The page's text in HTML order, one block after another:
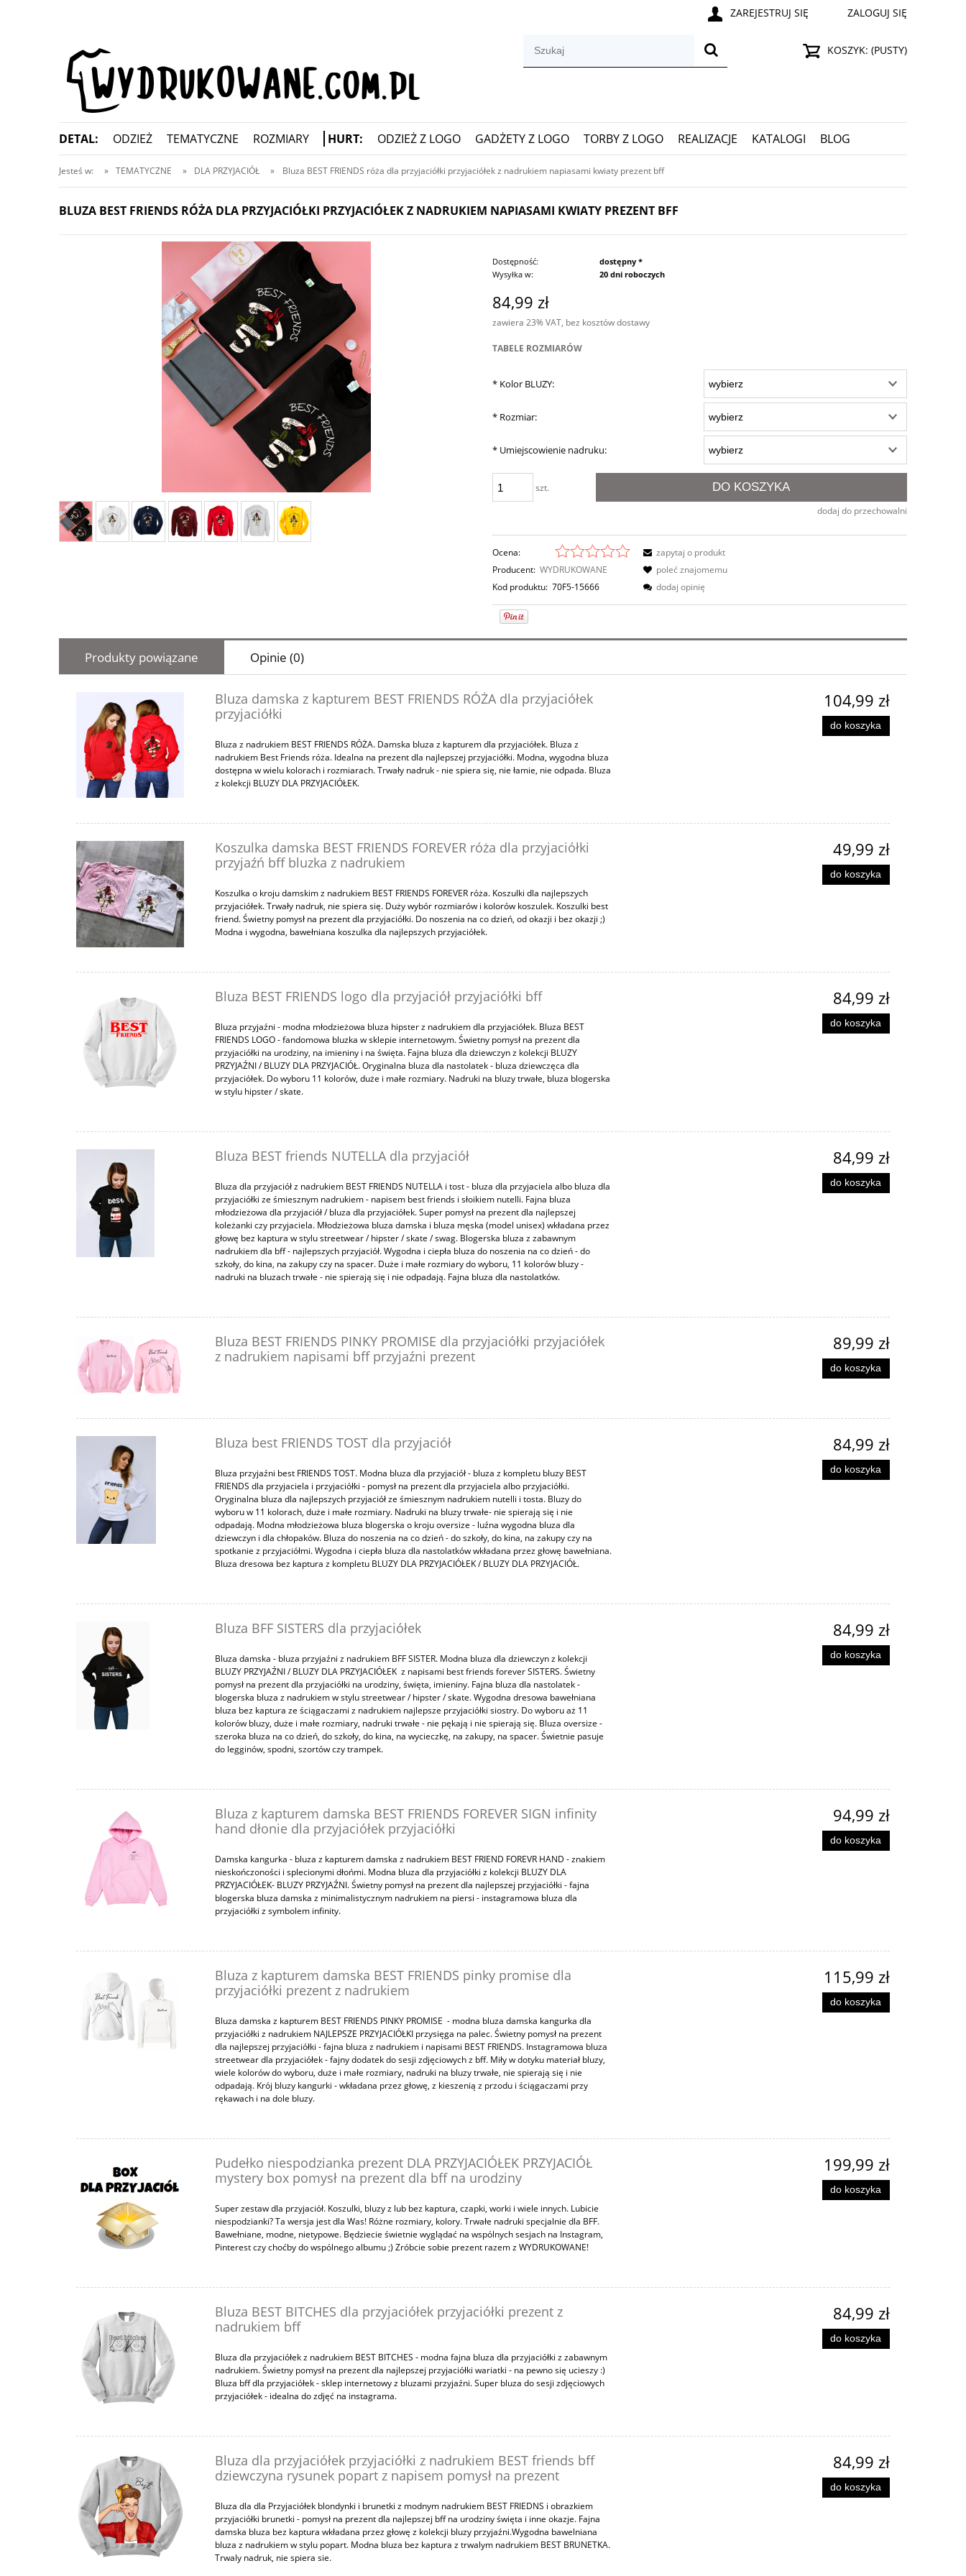
ZAREJESTRUJ SIĘ ZALOGUJ SIĘ
KOSZYK: (PUSTY)
DETAL: ODZIEŻ TEMATYCZNE ROZMIARY HURT: ODZIEŻ Z LOGO GADŻETY Z LOGO TORBY Z LOGO REALIZACJE KATALOGI
BLOG
KONTAKT
Jesteś w: » TEMATYCZNE » DLA PRZYJACIÓŁ » Bluza BEST FRIENDS róża dla przyjaciółki przyjaciółek z nadrukiem napiasami kwiaty prezent bff
BLUZA BEST FRIENDS RÓŻA DLA PRZYJACIÓŁKI PRZYJACIÓŁEK Z NADRUKIEM NAPIASAMI KWIATY PREZENT BFF
Dostępność:
dostępny *
Wysyłka w:
20 dni roboczych
84,99 zł
zawiera 23% VAT, bez kosztów dostawy
TABELE ROZMIARÓW
*Kolor BLUZY:
*Rozmiar:
*Umiejscowienie nadruku:
szt. DO KOSZYKA
dodaj do przechowalni
Ocena:
Producent: WYDRUKOWANE
Kod produktu: 70F5-15666
zapytaj o produkt
poleć znajomemu
dodaj opinię
Produkty powiązane Opinie (0)
Bluza damska z kapturem BEST FRIENDS RÓŻA dla przyjaciółek
przyjaciółki
Bluza z nadrukiem BEST FRIENDS RÓŻA. Damska bluza z kapturem dla przyjaciółek. Bluza z
nadrukiem Best Friends róża. Idealna na prezent dla najlepszej przyjaciółki. Modna, wygodna bluza
dostępna w wielu kolorach i rozmiarach. Trwały nadruk - nie spiera się, nie łamie, nie odpada. Bluza
z kolekcji BLUZY DLA PRZYJACIÓŁEK.
104,99 zł
do koszyka
Koszulka damska BEST FRIENDS FOREVER róża dla przyjaciółki
przyjaźń bff bluzka z nadrukiem
Koszulka o kroju damskim z nadrukiem BEST FRIENDS FOREVER róża. Koszulki dla najlepszych
przyjaciółek. Trwały nadruk, nie spiera się. Duży wybór rozmiarów i kolorów koszulek. Koszulki best
friend. Świetny pomysł na prezent dla przyjaciółki. Do noszenia na co dzień, od okazji i bez okazji ;)
Modna i wygodna, bawełniana koszulka dla najlepszych przyjaciółek.
49,99 zł
do koszyka
Bluza BEST FRIENDS logo dla przyjaciół przyjaciółki bff
Bluza przyjaźni - modna młodzieżowa bluza hipster z nadrukiem dla przyjaciółek. Bluza BEST
FRIENDS LOGO - fandomowa bluzka w sklepie internetowym. Świetny pomysł na prezent dla
przyjaciółki na urodziny, na imieniny i na święta. Fajna bluza dla dziewczyn z kolekcji BLUZY
PRZYJAŹNI / BLUZY DLA PRZYJACIÓŁ. Oryginalna bluza dla nastolatek - bluza dziewczęca dla
przyjaciółek. Do wyboru 11 kolorów, duże i małe rozmiary. Nadruki na bluzy trwałe, bluza blogerska
w stylu hipster / skate.
84,99 zł
do koszyka
Bluza BEST friends NUTELLA dla przyjaciół
Bluza dla przyjaciół z nadrukiem BEST FRIENDS NUTELLA i tost - bluza dla przyjaciela albo bluza dla
przyjaciółki ze śmiesznym nadrukiem - napisem best friends i słoikiem nutelli. Fajna bluza
młodzieżowa dla przyjaciół / bluza dla przyjaciółek. Super pomysł na prezent dla najlepszej
koleżanki czy przyjaciela. Młodzieżowa bluza damska i bluza męska (model unisex) wkładana przez
głowę bez kaptura w stylu streetwear / hipster / skate / swag. Blogerska bluza z zabawnym
nadrukiem dla bff - najlepszych przyjaciół. Wygodna i ciepła bluza do noszenia na co dzień - do
szkoły, do kina, na zakupy czy na spacer. Duże i małe rozmiary do wyboru, 11 kolorów bluzy -
nadruki na bluzach trwałe - nie spierają się i nie odpadają. Fajna bluza dla nastolatków.
84,99 zł
do koszyka
Bluza BEST FRIENDS PINKY PROMISE dla przyjaciółki przyjaciółek
z nadrukiem napisami bff przyjaźni prezent
89,99 zł
do koszyka
Bluza best FRIENDS TOST dla przyjaciół
Bluza przyjaźni best FRIENDS TOST. Modna bluza dla przyjaciół - bluza z kompletu bluzy BEST
FRIENDS dla przyjaciela i przyjaciółki - pomysł na prezent dla przyjaciela albo przyjaciółki.
Oryginalna bluza dla najlepszych przyjaciół ze śmiesznym nadrukiem nutelli i tosta. Bluzy do
wyboru w 11 kolorach, duże i małe rozmiary. Nadruki na bluzy trwałe- nie spierają się i nie
odpadają. Modna młodzieżowa bluza blogerska o kroju oversize - luźna wygodna bluza dla
dziewczyn i dla chłopaków. Bluza do noszenia na co dzień - do szkoły, do kina, na zakupy czy na
spotkanie z przyjaciółmi. Wygodna i ciepła bluza dla nastolatków wkładana przez głowę bawełniana.
Bluza dresowa bez kaptura z kompletu BLUZY DLA PRZYJACIÓŁEK / BLUZY DLA PRZYJACIÓŁ.
84,99 zł
do koszyka
Bluza BFF SISTERS dla przyjaciółek
Bluza damska - bluza przyjaźni z nadrukiem BFF SISTER. Modna bluza dla dziewczyn z kolekcji
BLUZY PRZYJAŹNI / BLUZY DLA PRZYJACIÓŁEK z napisami best friends forever SISTERS. Świetny
pomysł na prezent dla przyjaciółki na urodziny, święta, imieniny. Fajna bluza dla nastolatek -
blogerska bluza z nadrukiem w stylu streetwear / hipster / skate. Wygodna dresowa bawełniana
bluza bez kaptura ze ściągaczami z nadrukiem najlepsze przyjaciółki siostry. Do wyboru aż 11
kolorów bluzy, duże i małe rozmiary, nadruki trwałe - nie pękają i nie spierają się. Bluza oversize -
szeroka bluza na co dzień, do szkoły, do kina, na wycieczkę, na zakupy, na spacer. Świetnie pasuje
do legginów, spodni, szortów czy trampek.
84,99 zł
do koszyka
Bluza z kapturem damska BEST FRIENDS FOREVER SIGN infinity
hand dłonie dla przyjaciółek przyjaciółki
Damska kangurka - bluza z kapturem damska z nadrukiem BEST FRIEND FOREVR HAND - znakiem
nieskończoności i splecionymi dłońmi. Modna bluza dla przyjaciółki z kolekcji BLUZY DLA
PRZYJACIÓŁEK- BLUZY PRZYJAŹNI. Świetny pomysł na prezent dla najlepszej przyjaciółki - fajna
blogerska bluza damska z minimalistycznym nadrukiem na piersi - instagramowa bluza dla
przyjaciółki z symbolem infinity.
94,99 zł
do koszyka
Bluza z kapturem damska BEST FRIENDS pinky promise dla
przyjaciółki prezent z nadrukiem
Bluza damska z kapturem BEST FRIENDS PINKY PROMISE - modna bluza damska kangurka dla
przyjaciółki z nadrukiem NAJLEPSZE PRZYJACIÓŁKI przysięga na palec. Świetny pomysł na prezent
dla najlepszej przyjaciółki - fajna bluza z nadrukiem i napisami BEST FRIENDS. Instagramowa bluza
streetwear dla przyjaciółek - fajny dodatek do sesji zdjęciowych z bff. Miły w dotyku materiał bluzy,
wiele kolorów do wyboru, duże i małe rozmiary, nadruki na bluzy trwałe, nie spierają się i nie
odpadają. Krój bluzy kangurki - wkładana przez głowę, z kieszenią z przodu i ściągaczami przy
rękawach i na dole bluzy.
115,99 zł
do koszyka
Pudełko niespodzianka prezent DLA PRZYJACIÓŁEK PRZYJACIÓŁ
mystery box pomysł na prezent dla bff na urodziny
Super zestaw dla przyjaciół. Koszulki, bluzy z lub bez kaptura, czapki, worki i wiele innych. Lubicie
niespodzianki? Ta wersja jest dla Was! Różne rozmiary, kolory. Trwałe nadruki specjalnie dla BFF.
Bawełniane, modne, nietypowe. Będziecie świetnie wyglądać na wspólnych sesjach na Instagram,
Pinterest czy choćby do wspólnego albumu ;) Zróbcie sobie prezent razem z WYDRUKOWANE!
199,99 zł
do koszyka
Bluza BEST BITCHES dla przyjaciółek przyjaciółki prezent z
nadrukiem bff
Bluza dla przyjaciółek z nadrukiem BEST BITCHES - modna fajna bluza dla przyjaciółki z zabawnym
nadrukiem. Świetny pomysł na prezent dla najlepszej przyjaciółki wariatki - na pewno się ucieszy :)
Bluza bff dla przyjaciółek - sklep internetowy z bluzami przyjaźni. Super bluza do sesji zdjęciowych
przyjaciółek - idealna do zdjęć na instagrama.
84,99 zł
do koszyka
Bluza dla przyjaciółek przyjaciółki z nadrukiem BEST friends bff
dziewczyna rysunek popart z napisem pomysł na prezent
Bluza dla dla Przyjaciółek blondynki i brunetki z modnym nadrukiem BEST FRIEDNS i obrazkiem
przyjaciółki brunetki - pomysł na prezent dla najlepszej bff na urodziny święta i inne okazje. Fajna
damska bluza bez kaptura wkładana przez głowę z kolekcji bluzy przyjaźni.Wygodna bawelniana
bluza z nadrukiem w stylu popart. Modna bluza bez kaptura z trwalym nadrukiem BEST BRUNETKA.
Trwaly nadruk, nie spiera sie.
84,99 zł
do koszyka